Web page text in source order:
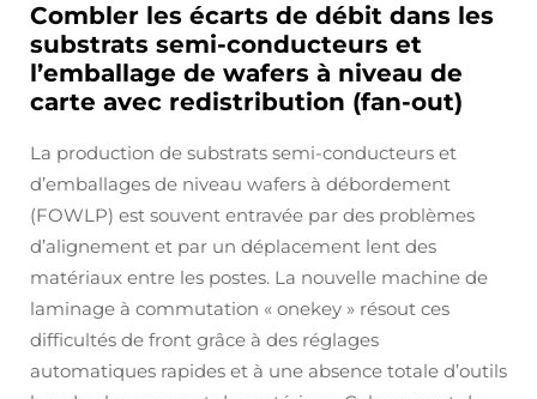
Combler les écarts de débit dans les
substrats semi-conducteurs et
l’emballage de wafers à niveau de
carte avec redistribution (fan-out)
La production de substrats semi-conducteurs et
d’emballages de niveau wafers à débordement
(FOWLP) est souvent entravée par des problèmes
d’alignement et par un déplacement lent des
matériaux entre les postes. La nouvelle machine de
laminage à commutation « onekey » résout ces
difficultés de front grâce à des réglages
automatiques rapides et à une absence totale d’outils